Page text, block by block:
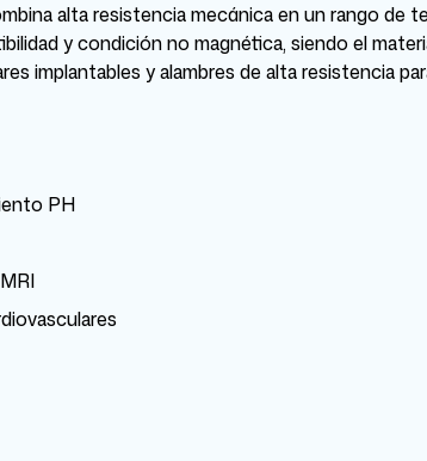
alta resistencia mecánica en un rango de
y condición no magnética, siendo el
implantables y alambres de alta resistencia
PH